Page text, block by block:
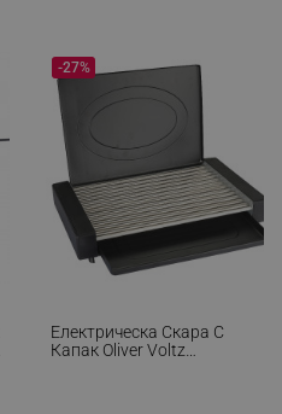
Електрическа Скара С
Капак Oliver Voltz
-27%